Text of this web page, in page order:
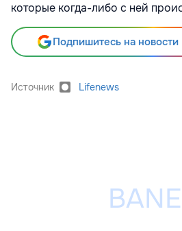
которые когда-либо с ней
Подпишитесь на
Источник Lifenews